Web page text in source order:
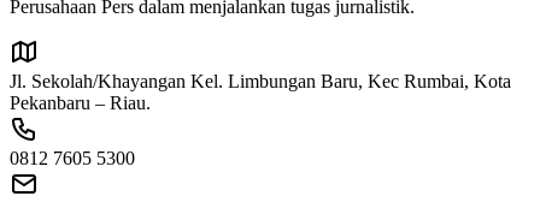
Perusahaan Pers dalam menjalankan tugas jurnalistik.
Jl. Sekolah/Khayangan Kel. Limbungan Baru, Kec Rumbai, Kota
Pekanbaru – Riau.
0812 7605 5300